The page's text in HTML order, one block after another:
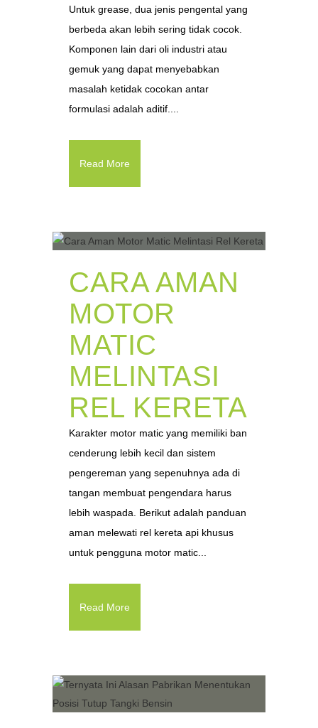
Untuk grease, dua jenis pengental yang
berbeda akan lebih sering tidak cocok.
Komponen lain dari oli industri atau
gemuk yang dapat menyebabkan
masalah ketidak cocokan antar
formulasi adalah aditif....
Read More
CARA AMAN
MOTOR
MATIC
MELINTASI
REL KERETA
Karakter motor matic yang memiliki ban
cenderung lebih kecil dan sistem
pengereman yang sepenuhnya ada di
tangan membuat pengendara harus
lebih waspada. Berikut adalah panduan
aman melewati rel kereta api khusus
untuk pengguna motor matic...
Read More